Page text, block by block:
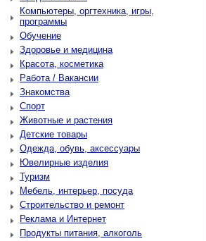
Компьютеры, оргтехника, игры,
программы
Обучение
Здоровье и медицина
Красота, косметика
Работа / Вакансии
Знакомства
Спорт
Животные и растения
Детские товары
Одежда, обувь, аксессуары
Ювелирные изделия
Туризм
Мебель, интерьер, посуда
Строительство и ремонт
Реклама и Интернет
Продукты питания, алкоголь